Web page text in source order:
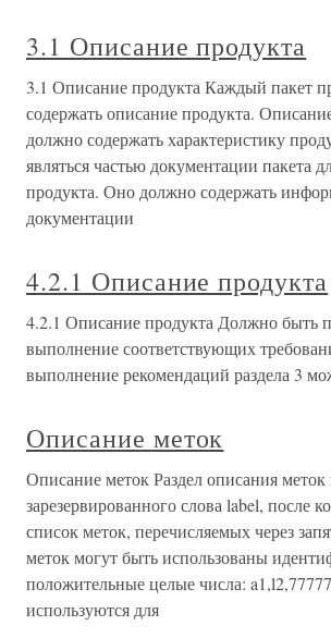
3.1 Описание продукта
3.1 Описание продукта Каждый пакет
содержать описание продукта.
должно содержать характеристику
являться частью документации пакета
продукта. Оно должно содержать
документации
4.2.1 Описание продукта
4.2.1 Описание продукта Должно быть
выполнение соответствующих
выполнение рекомендаций раздела 3
Описание меток
Описание меток Раздел описания меток
зарезервированного слова label, после
список меток, перечисляемых через
меток могут быть использованы
положительные целые числа:
используются для